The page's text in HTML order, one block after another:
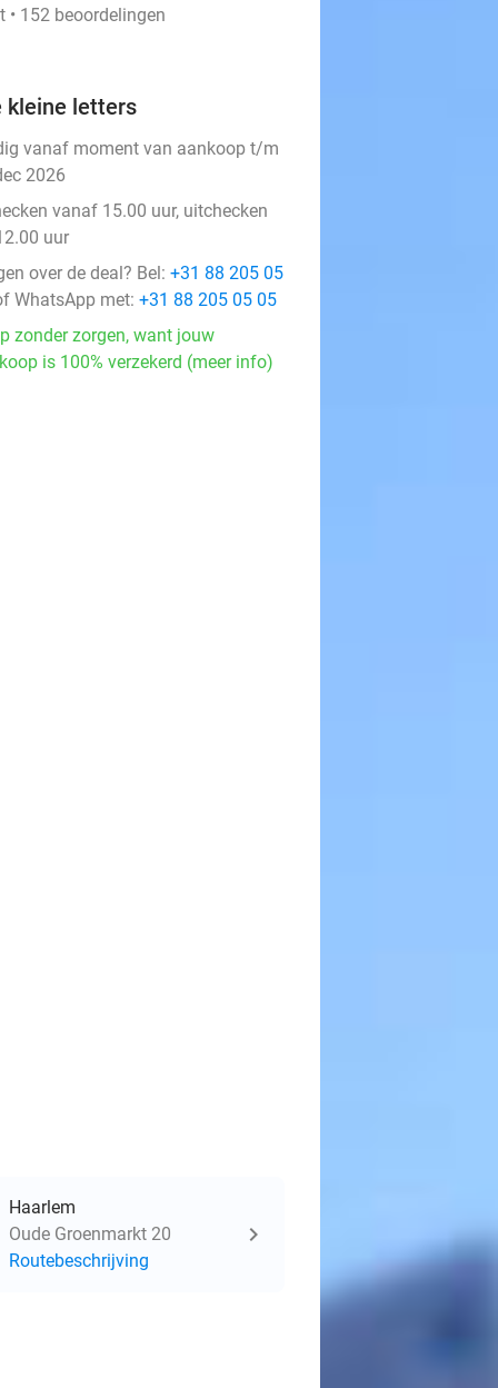
• 152 beoordelingen
kleine letters
vanaf moment van aankoop t/m
2026
vanaf 15.00 uur, uitchecken
uur
over de deal? Bel: +31 88 205 05
WhatsApp met: +31 88 205 05 05
zonder zorgen, want jouw
is 100% verzekerd (meer info)
Haarlem
Oude Groenmarkt 20
Routebeschrijving